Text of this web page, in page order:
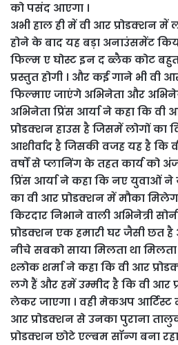
को पसंद आएगा ।
अभी हाल ही में वी आर प्रोडक्शन में
होने के बाद यह बड़ा अनाउंसमेंट
फिल्म ए घोस्ट इन द ब्लैक कोट
प्रस्तुत होगी । और कई गाने भी वी
फिल्माए जाएंगे अभिनेता और
अभिनेता प्रिंस आर्या ने कहा कि वी
प्रोडक्शन हाउस है जिसमें लोगों का
आशीर्वाद है जिसकी वजह यह है कि
वर्षों से प्लानिंग के तहत कार्य को
प्रिंस आर्या ने कहा कि नए युवाओं
का वी आर प्रोडक्शन में मौका
किरदार निभाने वाली अभिनेत्री
प्रोडक्शन एक हमारी घर जैसी छत
नीचे सबको साया मिलता था
श्लोक शर्मा ने कहा कि वी आर
लगे हैं और हमें उम्मीद है कि वी आर
लेकर जाएगा । वही मेकअप आर्टिस्ट
आर प्रोडक्शन से उनका पुराना
प्रोडक्शन छोटे एल्बम सॉन्ग बना